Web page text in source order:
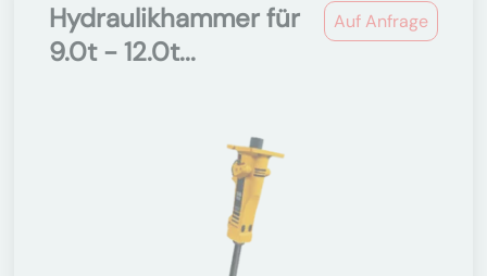
Auf Anfrage
Hydraulikhammer für
9.0t - 12.0t...